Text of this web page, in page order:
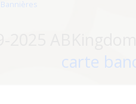
Bannières
carte